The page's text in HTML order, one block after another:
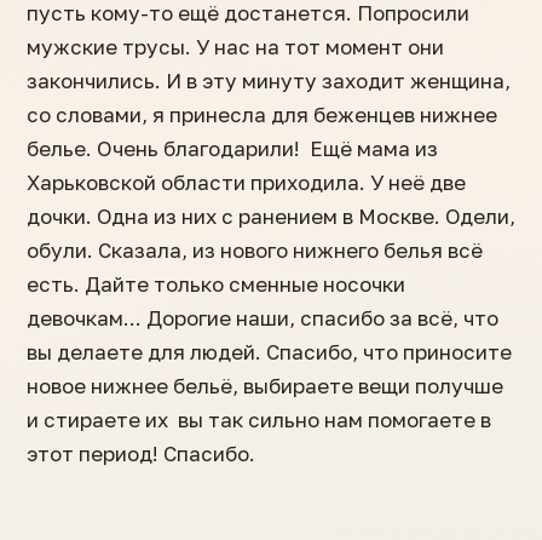
пусть кому-то ещё достанется. Попросили
мужские трусы. У нас на тот момент они
закончились. И в эту минуту заходит женщина,
со словами, я принесла для беженцев нижнее
белье. Очень благодарили! Ещё мама из
Харьковской области приходила. У неё две
дочки. Одна из них с ранением в Москве. Одели,
обули. Сказала, из нового нижнего белья всё
есть. Дайте только сменные носочки
девочкам... Дорогие наши, спасибо за всё, что
вы делаете для людей. Спасибо, что приносите
новое нижнее бельё, выбираете вещи получше
и стираете их вы так сильно нам помогаете в
этот период! Спасибо.